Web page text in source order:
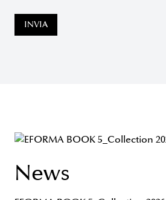
INVIA
News